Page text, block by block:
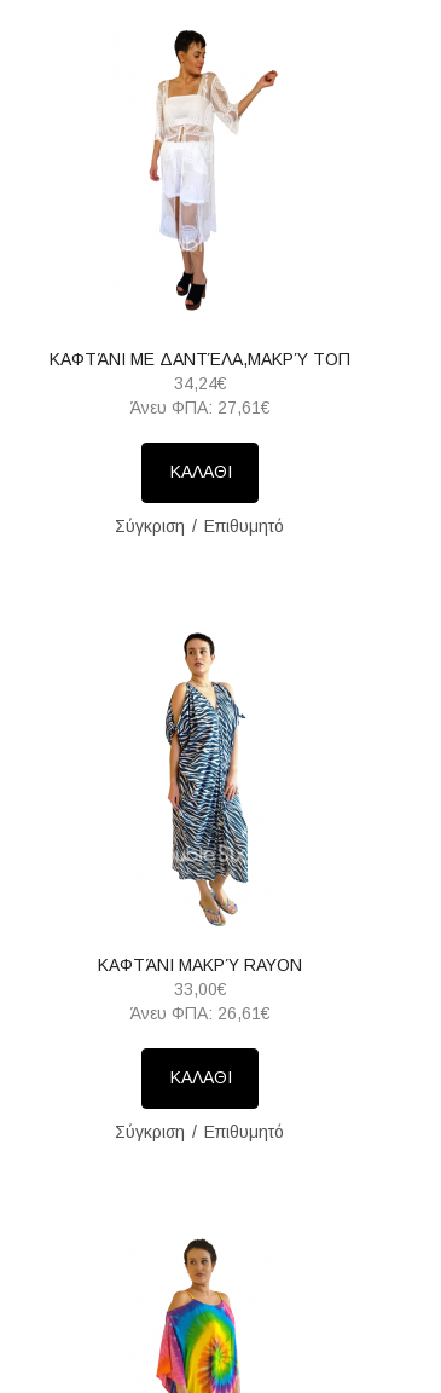
ΚΑΦΤΆΝΙ ΜΕ ΔΑΝΤΈΛΑ,ΜΑΚΡΎ ΤΟΠ
34,24€
Άνευ ΦΠΑ: 27,61€
ΚΑΛΑΘΙ
Σύγκριση Επιθυμητό
ΚΑΦΤΆΝΙ ΜΑΚΡΎ RAYON
33,00€
Άνευ ΦΠΑ: 26,61€
ΚΑΛΑΘΙ
Σύγκριση Επιθυμητό